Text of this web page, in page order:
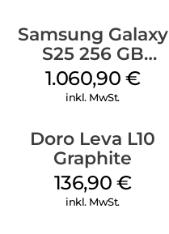
Samsung Galaxy
S25 256 GB
Icyblue
1.060,90 €
inkl. MwSt.
Doro Leva L10
Graphite
136,90 €
inkl. MwSt.